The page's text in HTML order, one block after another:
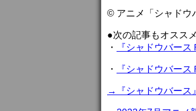
© アニメ「シャドウ
●次の記事もオ
・
『シャドウバー
・ 『シャドウバー
→『シャドウバース